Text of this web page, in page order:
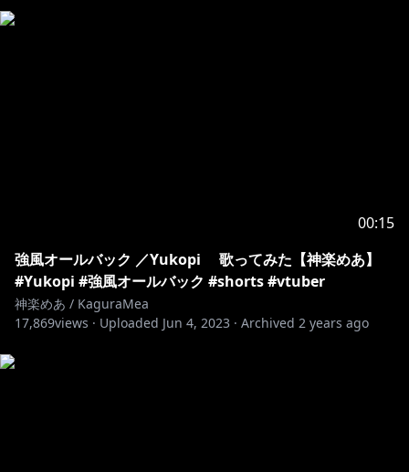
00:15
強風オールバック ／Yukopi 歌ってみた【神楽めあ】
#Yukopi #強風オールバック #shorts #vtuber
神楽めあ / KaguraMea
17,869views · Uploaded Jun 4, 2023 · Archived 2 years ago